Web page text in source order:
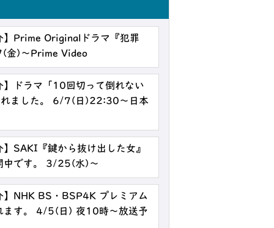
】Prime Originalドラマ『犯罪
金)～Prime Video
】ドラマ「10回切って倒れない
れました。 6/7(日)22:30～日本
SAKI『鍵から抜け出した女』
中です。 3/25(水)～
】NHK BS・BSP4K プレミアム
ます。 4/5(日) 夜10時～放送予